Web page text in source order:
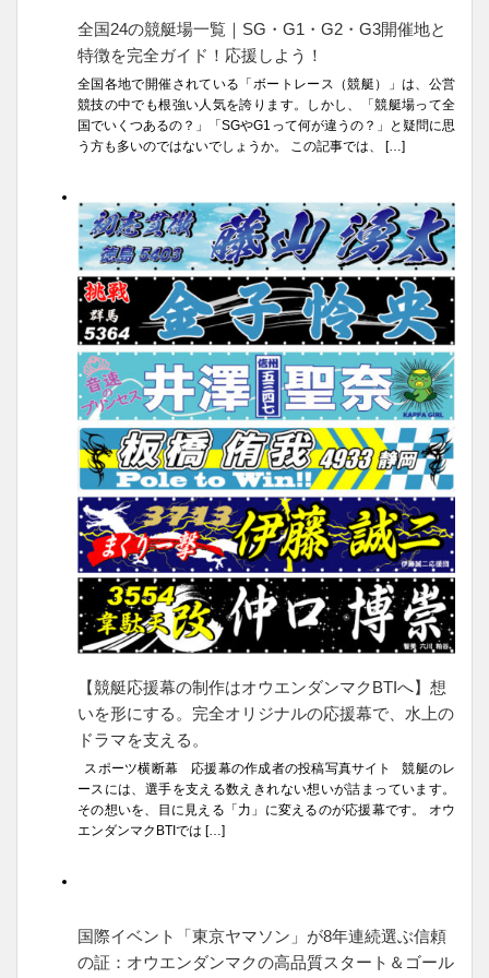
全国24の競艇場一覧｜SG・G1・G2・G3開催地と
特徴を完全ガイド！応援しよう！
全国各地で開催されている「ボートレース（競艇）」は、公営
競技の中でも根強い人気を誇ります。しかし、「競艇場って全
国でいくつあるの？」「SGやG1って何が違うの？」と疑問に思
う方も多いのではないでしょうか。 この記事では、 […]
【競艇応援幕の制作はオウエンダンマクBTIへ】想
いを形にする。完全オリジナルの応援幕で、水上の
ドラマを支える。
スポーツ横断幕 応援幕の作成者の投稿写真サイト 競艇のレ
ースには、選手を支える数えきれない想いが詰まっています。
その想いを、目に見える「力」に変えるのが応援幕です。 オウ
エンダンマクBTIでは […]
国際イベント「東京ヤマソン」が8年連続選ぶ信頼
の証：オウエンダンマクの高品質スタート＆ゴール